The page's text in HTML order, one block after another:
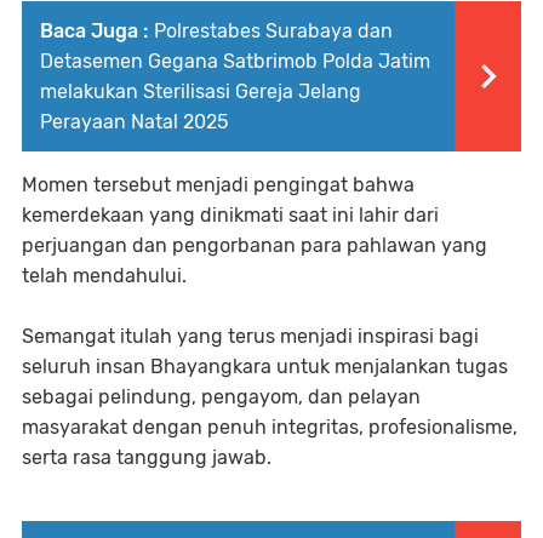
Baca Juga : Polrestabes Surabaya dan
Detasemen Gegana Satbrimob Polda Jatim
melakukan Sterilisasi Gereja Jelang
Perayaan Natal 2025
Momen tersebut menjadi pengingat bahwa
kemerdekaan yang dinikmati saat ini lahir dari
perjuangan dan pengorbanan para pahlawan yang
telah mendahului.
Semangat itulah yang terus menjadi inspirasi bagi
seluruh insan Bhayangkara untuk menjalankan tugas
sebagai pelindung, pengayom, dan pelayan
masyarakat dengan penuh integritas, profesionalisme,
serta rasa tanggung jawab.